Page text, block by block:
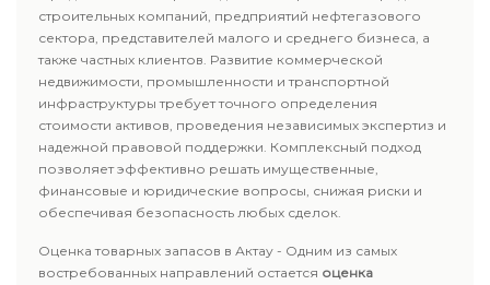
строительных компаний, предприятий нефтегазового
сектора, представителей малого и среднего бизнеса, а
также частных клиентов. Развитие коммерческой
недвижимости, промышленности и транспортной
инфраструктуры требует точного определения
стоимости активов, проведения независимых экспертиз и
надежной правовой поддержки. Комплексный подход
позволяет эффективно решать имущественные,
финансовые и юридические вопросы, снижая риски и
обеспечивая безопасность любых сделок.
Оценка товарных запасов в Актау - Одним из самых
востребованных направлений остается оценка